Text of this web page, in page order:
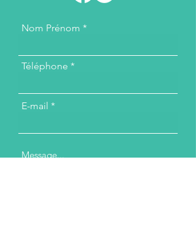
Nom Prénom
Téléphone
E-mail
Message...